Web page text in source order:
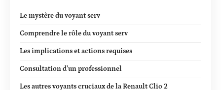
Le mystère du voyant serv
Comprendre le rôle du voyant serv
Les implications et actions requises
Consultation d’un professionnel
Les autres voyants cruciaux de la Renault Clio 2